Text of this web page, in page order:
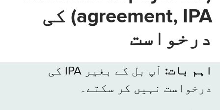
agreement, IPA) کی
درخواست
اہم بات:
آپ بل کے بغیر IPA کی
درخواست نہیں کر سکتے۔